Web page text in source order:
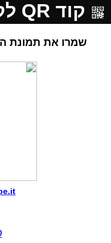
קוד QR לקישור
שמרו את תמונת